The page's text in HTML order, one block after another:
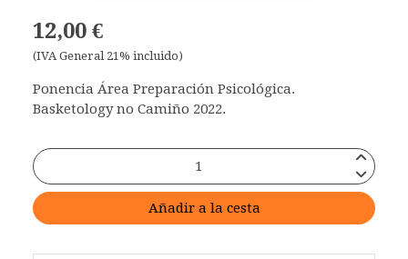
12,00 €
(IVA General 21% incluido)
Ponencia Área Preparación Psicológica.
Basketology no Camiño 2022.
Añadir a la cesta